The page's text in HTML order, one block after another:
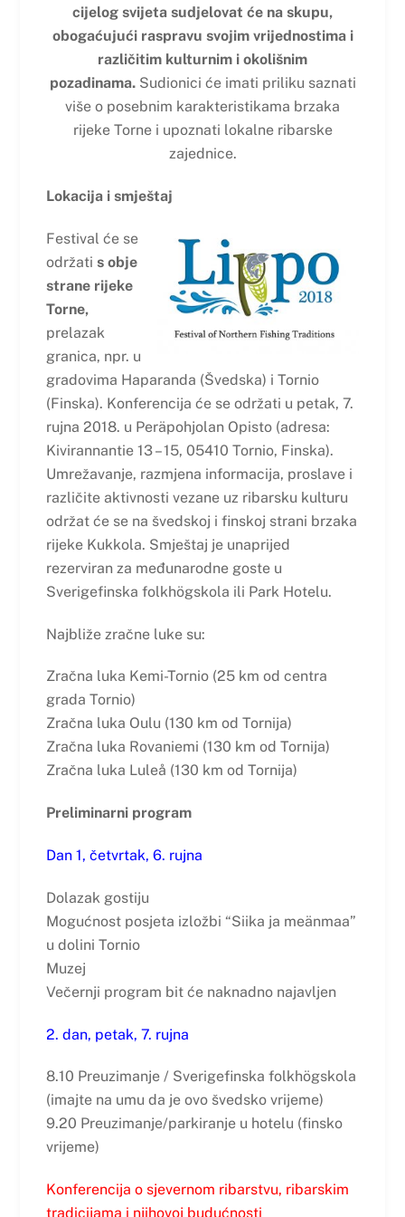
cijelog svijeta sudjelovat će na skupu,
obogaćujući raspravu svojim vrijednostima i
različitim kulturnim i okolišnim
pozadinama. Sudionici će imati priliku saznati
više o posebnim karakteristikama brzaka
rijeke Torne i upoznati lokalne ribarske
zajednice.
Lokacija i smještaj
Festival će se
održati s obje
strane rijeke
Torne,
prelazak
granica, npr. u
gradovima Haparanda (Švedska) i Tornio
(Finska). Konferencija će se održati u petak, 7.
rujna 2018. u Peräpohjolan Opisto (adresa:
Kivirannantie 13 – 15, 05410 Tornio, Finska).
Umrežavanje, razmjena informacija, proslave i
različite aktivnosti vezane uz ribarsku kulturu
održat će se na švedskoj i finskoj strani brzaka
rijeke Kukkola. Smještaj je unaprijed
rezerviran za međunarodne goste u
Sverigefinska folkhögskola ili Park Hotelu.
Najbliže zračne luke su:
Zračna luka Kemi-Tornio (25 km od centra
grada Tornio)
Zračna luka Oulu (130 km od Tornija)
Zračna luka Rovaniemi (130 km od Tornija)
Zračna luka Luleå (130 km od Tornija)
Preliminarni program
Dan 1, četvrtak, 6. rujna
Dolazak gostiju
Mogućnost posjeta izložbi “Siika ja meänmaa”
u dolini Tornio
Muzej
Večernji program bit će naknadno najavljen
2. dan, petak, 7. rujna
8.10 Preuzimanje / Sverigefinska folkhögskola
(imajte na umu da je ovo švedsko vrijeme)
9.20 Preuzimanje/parkiranje u hotelu (finsko
vrijeme)
Konferencija o sjevernom ribarstvu, ribarskim
tradicijama i njihovoj budućnosti